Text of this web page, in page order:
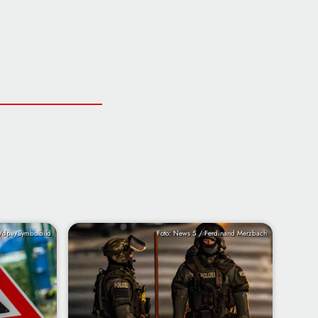
dpa/Symbolbild Foto: News 5 / Ferdinand Merzbach